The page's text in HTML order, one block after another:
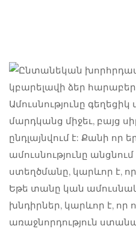
Ամուսնությունը գեղեցիկ
մարդկանց միջեւ, բայց
ընդլայնվում է: Քանի որ
ամուսնությունը
ստեղծմանը, կարևոր է,
Եթե ​​տանը կան
խնդիրներ, կարևոր է, որ
առաջնորդություն